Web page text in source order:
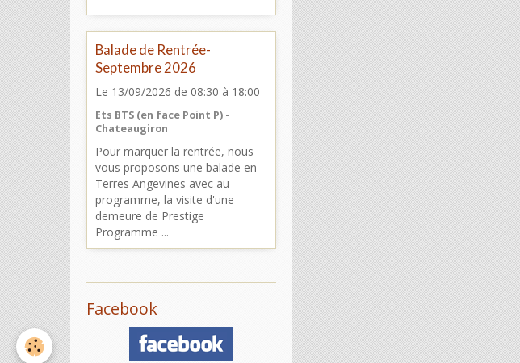
Balade de Rentrée-
Septembre 2026
Le 13/09/2026 de 08:30 à 18:00
Ets BTS (en face Point P) -
Chateaugiron
Pour marquer la rentrée, nous
vous proposons une balade en
Terres Angevines avec au
programme, la visite d'une
demeure de Prestige
Programme ...
Facebook